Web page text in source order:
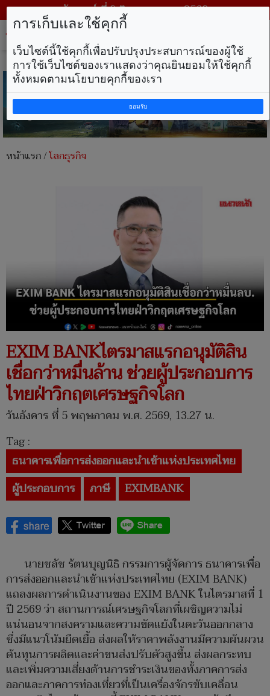
วันเสาร์ ที่ 8 สิงหาคม พ.ศ. 2569
หน้าแรก/โลกธุรกิจ
EXIM BANKไตรมาสแรกอนุมัติสิน
เชื่อกว่าหมื่นล้าน ช่วยผู้ประกอบการ
ไทยฝ่าวิกฤตเศรษฐกิจโลก
วันอังคาร ที่ 5 พฤษภาคม พ.ศ. 2569, 13.27 น.
Tag :
ธนาคารเพื่อการส่งออกและนำเข้าแห่งประเทศไทย
ผู้ประกอบการ
ภาษี EXIMBANK
นายชลัช รัตนบุญนิธิ กรรมการผู้จัดการ ธนาคารเพื่อ
การส่งออกและนำเข้าแห่งประเทศไทย (EXIM BANK)
แถลงผลการดำเนินงานของ EXIM BANK ในไตรมาสที่ 1
ปี 2569 ว่า สถานการณ์เศรษฐกิจโลกที่เผชิญความไม่
แน่นอนจากสงครามและความขัดแย้งในตะวันออกกลาง
ซึ่งมีแนวโน้มยืดเยื้อ ส่งผลให้ราคาพลังงานมีความผันผวน
ต้นทุนการผลิตและค่าขนส่งปรับตัวสูงขึ้น ส่งผลกระทบ
และเพิ่มความเสี่ยงด้านการชำระเงินของทั้งภาคการส่ง
ออกและภาคการท่องเที่ยวที่เป็นเครื่องจักรขับเคลื่อน
การเก็บและใช้คุกกี้
เว็บไซต์นี้ใช้คุกกี้เพื่อปรับปรุงประสบการณ์ของผู้ใช้
การใช้เว็บไซต์ของเราแสดงว่าคุณยินยอมให้ใช้คุกกี้
ทั้งหมดตามนโยบายคุกกี้ของเรา
ยอมรับ